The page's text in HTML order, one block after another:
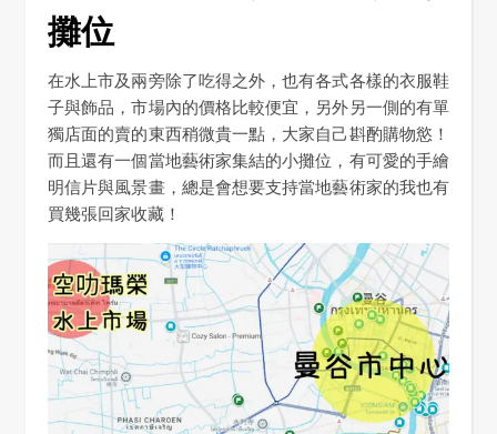
攤位
在水上市及兩旁除了吃得之外，也有各式各樣的衣服鞋
子與飾品，市場內的價格比較便宜，另外另一側的有單
獨店面的賣的東西稍微貴一點，大家自己斟酌購物慾！
而且還有一個當地藝術家集結的小攤位，有可愛的手繪
明信片與風景畫，總是會想要支持當地藝術家的我也有
買幾張回家收藏！